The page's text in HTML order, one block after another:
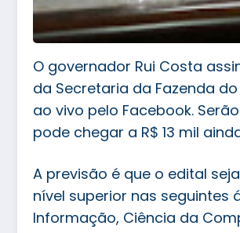
O governador Rui Costa
da Secretaria da Fazenda
ao vivo pelo Facebook.
pode chegar a R$ 13 mil
A previsão é que o edital
nível superior nas seguintes
Informação, Ciência da